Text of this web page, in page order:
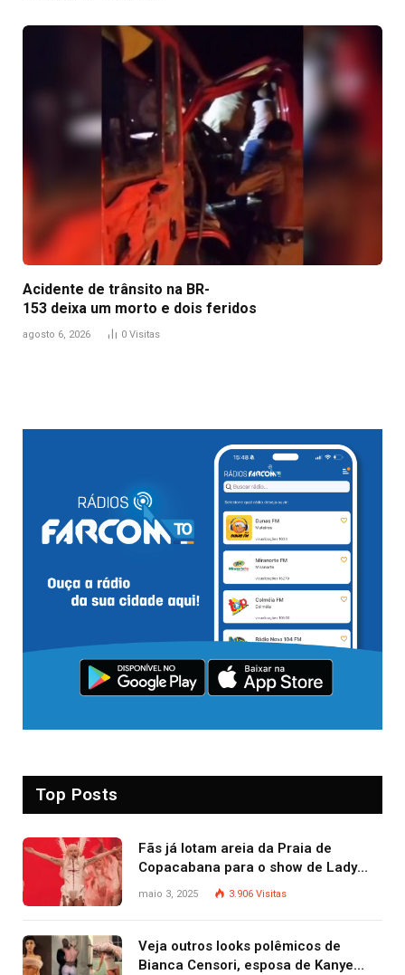
Acidente de trânsito na BR-
153 deixa um morto e dois feridos
agosto 6, 2026 0 Visitas
Top Posts
Fãs já lotam areia da Praia de
Copacabana para o show de Lady
Gaga
maio 3, 2025 3.906 Visitas
Veja outros looks polêmicos de
Bianca Censori, esposa de Kanye